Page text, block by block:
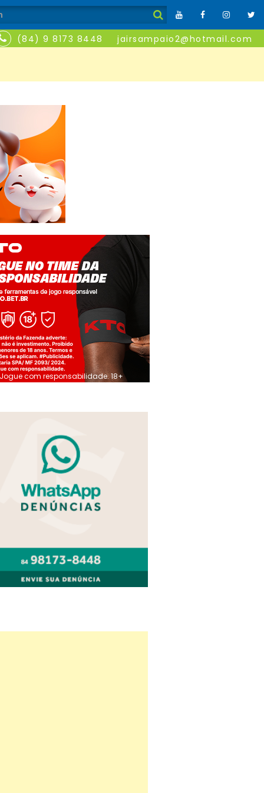
(84) 9 8173 8448 jairsampaio2@hotmail.com
Jogue com responsabilidade. 18+